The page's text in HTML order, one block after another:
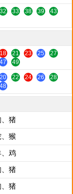
32 33 38 39
43
18 21 23 25
27
47 49
20 22 24 26
28
48
猪
、猴
鸡
、猪
、猪